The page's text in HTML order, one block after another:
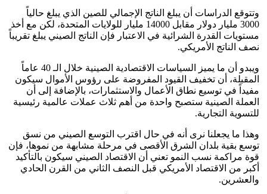
وتتوقع الدراسات أن يبلغ الناتج الإجمالي للصين الذي يبلغ حالياً
3000 مليار دولار مقابل 14000 مليار للولايات المتحدة، لكن مع أخذ
مستويات القدرة الشرائية في الاعتبار فإن الناتج الصيني يبلغ تقريباً
نصف الناتج الأمريكي.
ويبدو أن ما يميز السياسات الاقتصادية الصينية خلال الـ 40 عاماً
المقبلة، أن تخفيف القيود المفروضة على رؤوس الأموال سيكون
مفيداً في توسيع نطاق الأعمال والاستثمارات، بالإضافة إلى أن
العملة الصينية ستصبح واحدة من أهم ثلاث عملات عالمية رئيسية
للتسوية التجارية.
وهذا ما يجعلنا نرى أنه في حال اقترب التوسع الصيني من نسق
توسع بقية بلدان الشرق الأقصى في مرحلة مشابهة من نموها، فإن
قوة مراكمة نسب النمو تعني أن الاقتصاد الصيني سيكون بالتأكيد
أكبر من الاقتصاد الأمريكي قبل النصف الثاني من القرن الحادي
والعشرين.